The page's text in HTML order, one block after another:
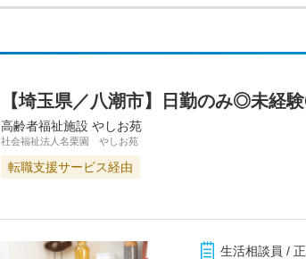
【埼玉県／八潮市】日勤のみ◎未経
高齢者福祉施設 やしお苑
社会福祉法人名栗園 やしお苑
転職支援サービス経由
生活相談員 /